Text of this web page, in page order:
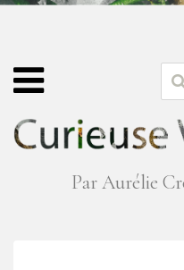
Par Aurélie